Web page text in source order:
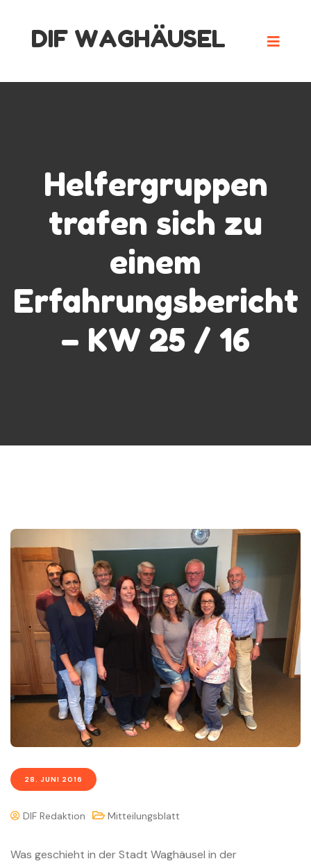
DIF WAGHÄUSEL
Helfergruppen
trafen sich zu
einem
Erfahrungsbericht
– KW 25 / 16
28. JUNI 2016
DIF Redaktion Mitteilungsblatt
Was geschieht in der Stadt Waghäusel in der